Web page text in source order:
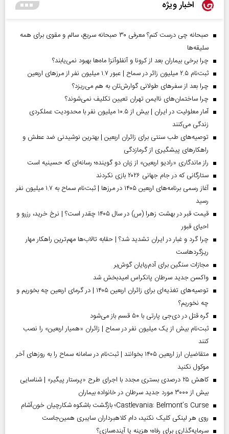
اخبار ویژه
صبحانه چی درست کنم؟ معرفی ۳۰ صبحانه سریع، سالم و مقوی برای همه
سلیقه‌ها
چرا برخی بیماران بعد از کرونا و آنفلوآنزا ماه‌ها بهبود نمی‌یابند؟
ثبت‌نام ۲.۵ میلیون زائر در سماح | عبور ۱.۷ میلیون نفر از مرز‌های اربعین
چرا بعد از سفرهای طولانی گوارش‌تان به هم می‌ریزد؟
چرا ساختمان‌های ناایمن تهران تعیین تکلیف نمی‌شوند؟
آمار معلولیت در ایران | بیش از ۱۰.۵ میلیون نفر با محدودیت عملکردی
زندگی می‌کنند
توصیه‌های طب سنتی برای زائران اربعین | بهترین نوشیدنی ضد عطش و
راهکارهای پیشگیری از گرمازدگی
راز ماندگاری «رادیو اربعین» از زبان دو گوینده؛ رسانه‌ای که حسینیه است
ستارگانی که در جام جهانی ۲۰۲۶ بازی نکردند
آغاز رسمی برنامه‌های اربعین ۱۴۰۵ در مرز‌ها | ثبت‌نام سماح به ۱.۷ میلیون نفر
رسید
قیمت قبر در بهشت زهرا (س) در سال ۱۴۰۵ چقدر است؟ | نرخ خرید، رزرو و
احیای قبور
چرا گرد و غبار در ایران تشدید شد؟ | حقابه تالاب‌ها مهم‌ترین راهکار مهار
ریزگردهاست
مجازات سنگین برای آدم‌ربایان گوش‌بر
واکسن جدید سرطان پانکراس امیدبخش شد
توصیه‌های تغذیه‌ای برای زائران اربعین ۱۴۰۵ | در گرمای اربعین چه بخوریم و
چه نخوریم؟
گره قتل در دی‌جی پارتی با ۵۰ قسم باز می‌شود
ثبت‌نام بیش از یک میلیون نفر در سماح | زائران «همیار اربعین» را نصب
کنند
متقاضیان ارز اربعین ۱۴۰۵ بخوانند | ثبت‌نام در سامانه سماح را به روز‌های آخر
موکول نکنید
کاهش ۲۵ درصدی بستری مجدد با اجرای طرح «پرستار پیگیر» | شناسایی
بیش از ۳۰۰۰ مورد جدید سرطان در خانواده بیماران
Castlevania: Belmont’s Curse؛ بازگشت باشکوه شکارچیان خون‌آشام
روی هر لینکی کلیک نکنید، دام کلاهبرداران سایبری همین‌جاست
سرمایه‌گذاری برای رفاه؛ هزینه یا آینده‌سازی؟